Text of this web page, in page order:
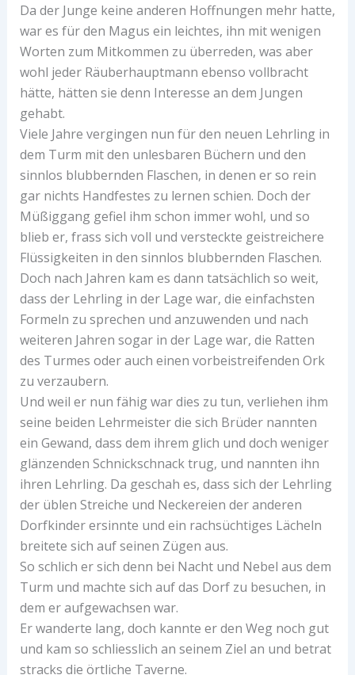
Da der Junge keine anderen Hoffnungen mehr hatte,
war es für den Magus ein leichtes, ihn mit wenigen
Worten zum Mitkommen zu überreden, was aber
wohl jeder Räuberhauptmann ebenso vollbracht
hätte, hätten sie denn Interesse an dem Jungen
gehabt.
Viele Jahre vergingen nun für den neuen Lehrling in
dem Turm mit den unlesbaren Büchern und den
sinnlos blubbernden Flaschen, in denen er so rein
gar nichts Handfestes zu lernen schien. Doch der
Müßiggang gefiel ihm schon immer wohl, und so
blieb er, frass sich voll und versteckte geistreichere
Flüssigkeiten in den sinnlos blubbernden Flaschen.
Doch nach Jahren kam es dann tatsächlich so weit,
dass der Lehrling in der Lage war, die einfachsten
Formeln zu sprechen und anzuwenden und nach
weiteren Jahren sogar in der Lage war, die Ratten
des Turmes oder auch einen vorbeistreifenden Ork
zu verzaubern.
Und weil er nun fähig war dies zu tun, verliehen ihm
seine beiden Lehrmeister die sich Brüder nannten
ein Gewand, dass dem ihrem glich und doch weniger
glänzenden Schnickschnack trug, und nannten ihn
ihren Lehrling. Da geschah es, dass sich der Lehrling
der üblen Streiche und Neckereien der anderen
Dorfkinder ersinnte und ein rachsüchtiges Lächeln
breitete sich auf seinen Zügen aus.
So schlich er sich denn bei Nacht und Nebel aus dem
Turm und machte sich auf das Dorf zu besuchen, in
dem er aufgewachsen war.
Er wanderte lang, doch kannte er den Weg noch gut
und kam so schliesslich an seinem Ziel an und betrat
stracks die örtliche Taverne.